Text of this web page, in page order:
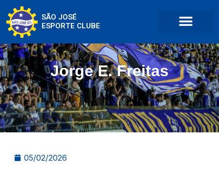
SÃO JOSÉ
ESPORTE CLUBE
Jorge E. Freitas
05/02/2026